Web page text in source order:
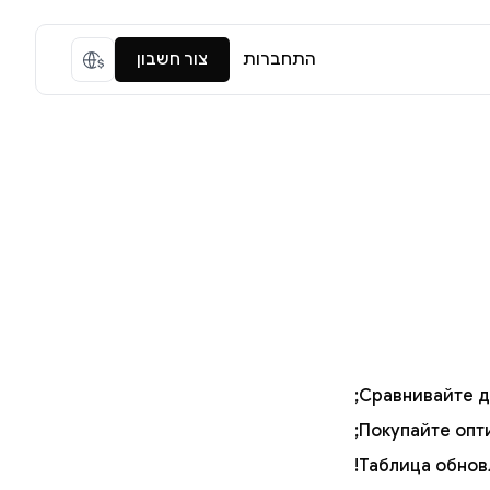
התחברות צור חשבון
Сравнивайте
Покупайте
Таблица